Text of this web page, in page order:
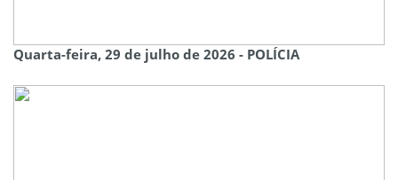
Quarta-feira, 29 de julho de 2026 - POLÍCIA